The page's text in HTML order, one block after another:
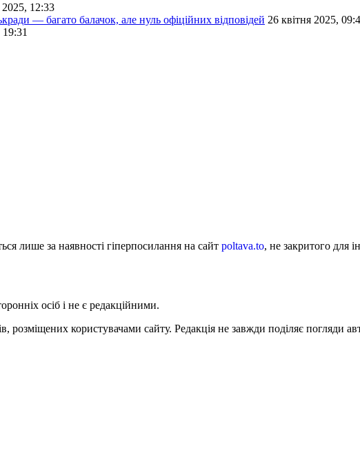
2025, 12:33
— багато балачок, але нуль офіційних відповідей 26 квітня 2025,
лише за наявності гіперпосилання на сайт poltava.to, не закритого для
осіб і не є редакційними.
розміщених користувачами сайту. Редакція не завжди поділяє погляди